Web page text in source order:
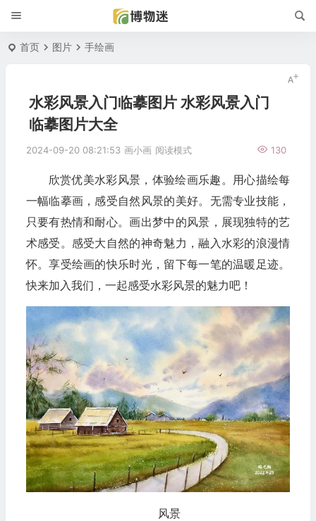
首页 图片 手绘画
水彩风景入门临摹图片 水彩风景入门
临摹图片大全
2024-09-20 08:21:53 画小画 130
阅读模式
欣赏优美水彩风景，体验绘画乐趣。用心描绘每
一幅临摹画，感受自然风景的美好。无需专业技能，
只要有热情和耐心。画出梦中的风景，展现独特的艺
术感受。感受大自然的神奇魅力，融入水彩的浪漫情
怀。享受绘画的快乐时光，留下每一笔的温暖足迹。
快来加入我们，一起感受水彩风景的魅力吧！
风景